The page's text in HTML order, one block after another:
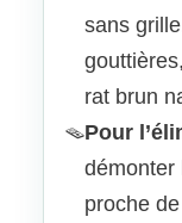
sans
rat brun
🪤Pour
démonter
proche